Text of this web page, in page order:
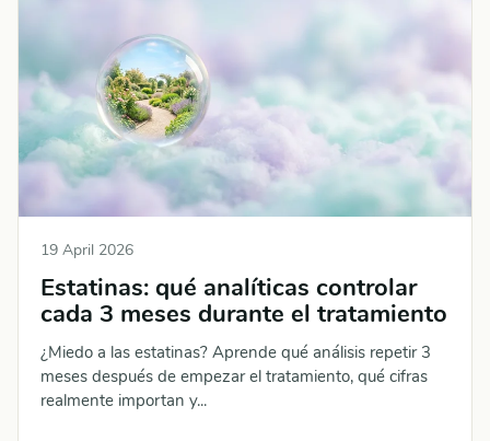
19 April 2026
Estatinas: qué analíticas controlar
cada 3 meses durante el tratamiento
¿Miedo a las estatinas? Aprende qué análisis repetir 3
meses después de empezar el tratamiento, qué cifras
realmente importan y...